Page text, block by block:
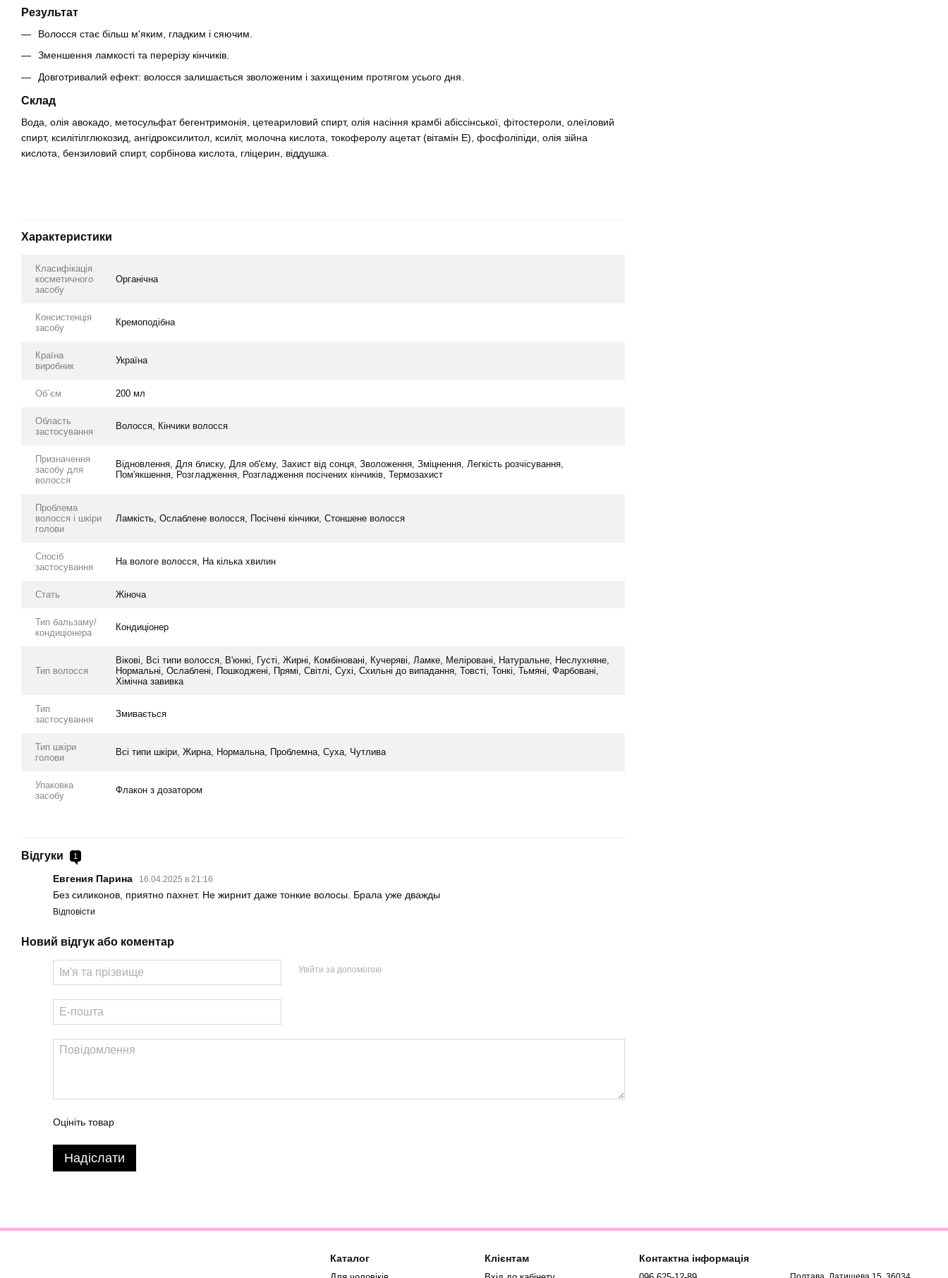
Результат
Волосся стає більш м'яким, гладким і сяючим.
Зменшення ламкості та перерізу кінчиків.
Довготривалий ефект: волосся залишається зволоженим і захищеним протягом усього дня.
Склад
Вода, олія авокадо, метосульфат бегентримонія, цетеариловий спирт, олія насіння крамбі абіссінської, фітостероли, олеїловий
спирт, ксилітілглюкозид, ангідроксилитол, ксиліт, молочна кислота, токоферолу ацетат (вітамін Е), фосфоліпіди, олія зійна
кислота, бензиловий спирт, сорбінова кислота, гліцерин, віддушка.
Характеристики
Класифікація
косметичного
засобу
Органічна
Консистенція
засобу
Кремоподібна
Країна
виробник
Україна
Об`єм 200 мл
Область
застосування
Волосся, Кінчики волосся
Призначення
засобу для
волосся
Відновлення, Для блиску, Для об'єму, Захист від сонця, Зволоження, Зміцнення, Легкість розчісування,
Пом'якшення, Розгладження, Розгладження посічених кінчиків, Термозахист
Проблема
волосся і шкіри
голови
Ламкість, Ослаблене волосся, Посічені кінчики, Стоншене волосся
Спосіб
застосування
На вологе волосся, На кілька хвилин
Стать Жіноча
Тип бальзаму/
кондиціонера
Кондиціонер
Тип волосся
Вікові, Всі типи волосся, В'юнкі, Густі, Жирні, Комбіновані, Кучеряві, Ламке, Меліровані, Натуральне, Неслухняне,
Нормальні, Ослаблені, Пошкоджені, Прямі, Світлі, Сухі, Схильні до випадання, Товсті, Тонкі, Тьмяні, Фарбовані,
Хімічна завивка
Тип
застосування
Змивається
Тип шкіри
голови
Всі типи шкіри, Жирна, Нормальна, Проблемна, Суха, Чутлива
Упаковка
засобу
Флакон з дозатором
Відгуки 1
Евгения Парина 16.04.2025 в 21:16
Без силиконов, приятно пахнет. Не жирнит даже тонкие волосы. Брала уже дважды
Відповісти
Новий відгук або коментар
Увійти за допомогою
Оцініть товар
Надіслати
Каталог Клієнтам Контактна інформація